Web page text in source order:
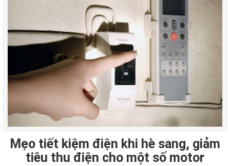
Mẹo tiết kiệm điện khi hè sang, giảm
tiêu thu điện cho một số motor